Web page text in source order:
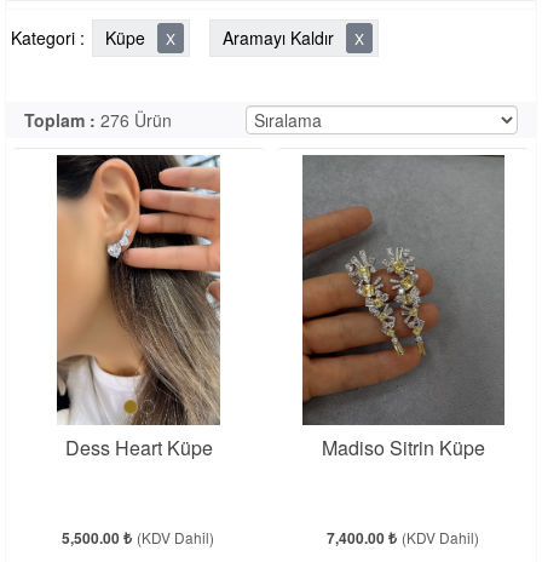
Kategori : Küpe X Aramayı Kaldır X
Toplam : 276 Ürün
Dess Heart Küpe
5,500.00 ₺ (KDV Dahil)
Madiso Sitrin Küpe
7,400.00 ₺ (KDV Dahil)